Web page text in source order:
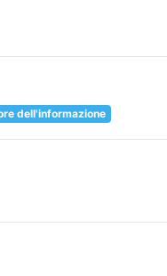
dell'informazione